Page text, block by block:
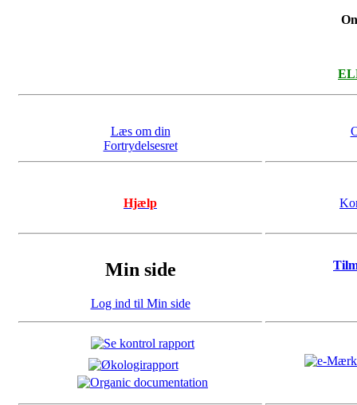
Læs om din
Fortrydelsesret
Hjælp
Min side
Log ind til Min side